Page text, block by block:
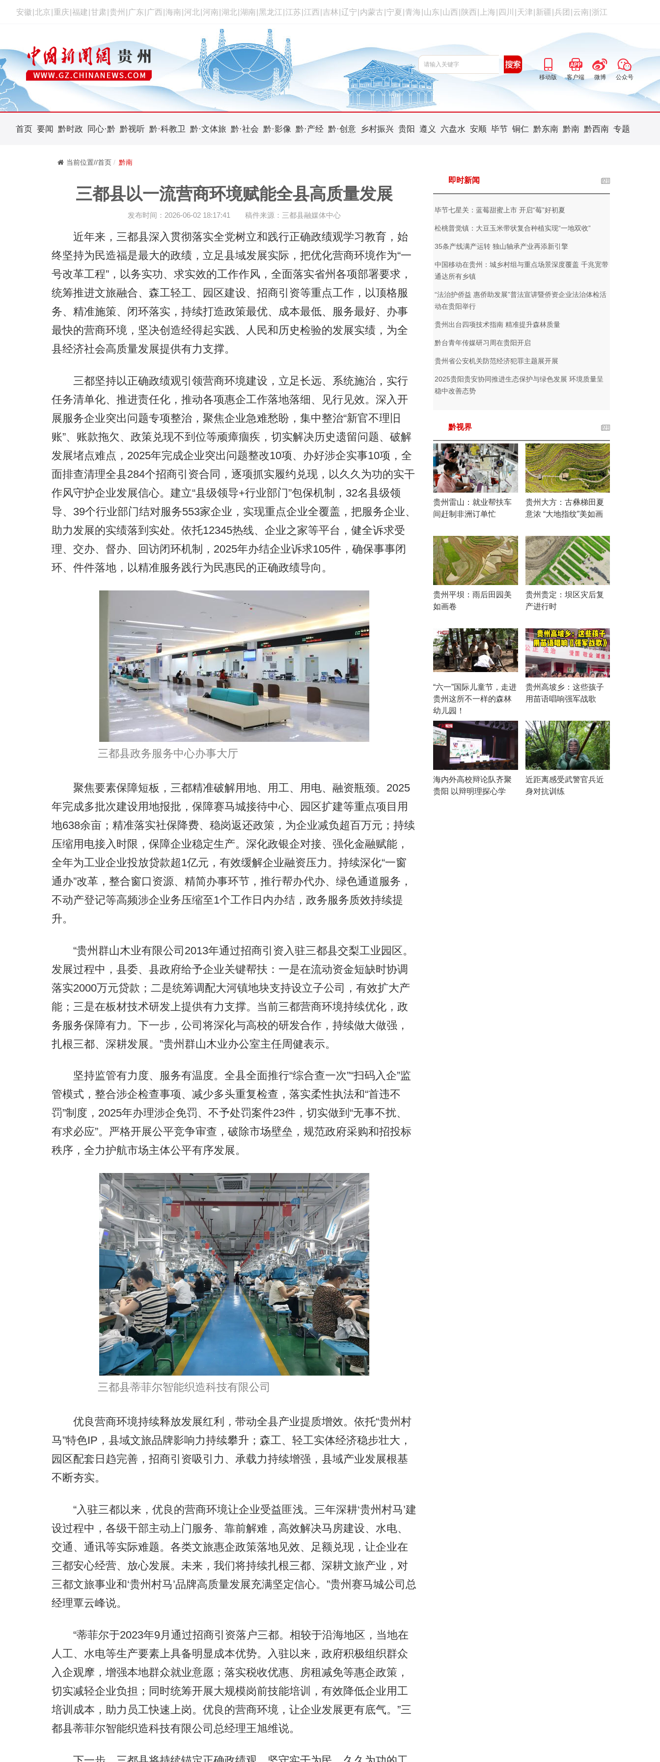
安徽 北京 重庆 福建 甘肃 贵州 广东 广西 海南 河北 河南 湖北 湖南 黑龙江 江苏 江西 吉林 辽宁 内蒙古 宁夏 青海 山东 山西 陕西 上海 四川 天津 新疆 兵团 云南 浙江
移动版 客户端 微博 公众号
首页 要闻 黔时政 同心·黔 黔视听 黔·科教卫 黔·文体旅 黔·社会 黔·影像 黔·产经 黔·创意 乡村振兴 贵阳 遵义 六盘水 安顺 毕节 铜仁 黔东南 黔南 黔西南 专题
当前位置//首页 黔南
三都县以一流营商环境赋能全县高质量发展
发布时间：2026-06-02 18:17:41 稿件来源：三都县融媒体中心
近年来，三都县深入贯彻落实全党树立和践行正确政绩观学习教育，始
终坚持为民造福是最大的政绩，立足县域发展实际，把优化营商环境作为“一
号改革工程”，以务实功、求实效的工作作风，全面落实省州各项部署要求，
统筹推进文旅融合、森工轻工、园区建设、招商引资等重点工作，以顶格服
务、精准施策、闭环落实，持续打造政策最优、成本最低、服务最好、办事
最快的营商环境，坚决创造经得起实践、人民和历史检验的发展实绩，为全
县经济社会高质量发展提供有力支撑。
三都坚持以正确政绩观引领营商环境建设，立足长远、系统施治，实行
任务清单化、推进责任化，推动各项惠企工作落地落细、见行见效。深入开
展服务企业突出问题专项整治，聚焦企业急难愁盼，集中整治“新官不理旧
账”、账款拖欠、政策兑现不到位等顽瘴痼疾，切实解决历史遗留问题、破解
发展堵点难点，2025年完成企业突出问题整改10项、办好涉企实事10项，全
面排查清理全县284个招商引资合同，逐项抓实履约兑现，以久久为功的实干
作风守护企业发展信心。建立“县级领导+行业部门”包保机制，32名县级领
导、39个行业部门结对服务553家企业，实现重点企业全覆盖，把服务企业、
助力发展的实绩落到实处。依托12345热线、企业之家等平台，健全诉求受
理、交办、督办、回访闭环机制，2025年办结企业诉求105件，确保事事闭
环、件件落地，以精准服务践行为民惠民的正确政绩导向。
三都县政务服务中心办事大厅
聚焦要素保障短板，三都精准破解用地、用工、用电、融资瓶颈。2025
年完成多批次建设用地报批，保障赛马城接待中心、园区扩建等重点项目用
地638余亩；精准落实社保降费、稳岗返还政策，为企业减负超百万元；持续
压缩用电接入时限，保障企业稳定生产。深化政银企对接、强化金融赋能，
全年为工业企业投放贷款超1亿元，有效缓解企业融资压力。持续深化“一窗
通办”改革，整合窗口资源、精简办事环节，推行帮办代办、绿色通道服务，
不动产登记等高频涉企业务压缩至1个工作日内办结，政务服务质效持续提
升。
“贵州群山木业有限公司2013年通过招商引资入驻三都县交梨工业园区。
发展过程中，县委、县政府给予企业关键帮扶：一是在流动资金短缺时协调
落实2000万元贷款；二是统筹调配大河镇地块支持设立子公司，有效扩大产
能；三是在板材技术研发上提供有力支撑。当前三都营商环境持续优化，政
务服务保障有力。下一步，公司将深化与高校的研发合作，持续做大做强，
扎根三都、深耕发展。”贵州群山木业办公室主任周健表示。
坚持监管有力度、服务有温度。全县全面推行“综合查一次”“扫码入企”监
管模式，整合涉企检查事项、减少多头重复检查，落实柔性执法和“首违不
罚”制度，2025年办理涉企免罚、不予处罚案件23件，切实做到“无事不扰、
有求必应”。严格开展公平竞争审查，破除市场壁垒，规范政府采购和招投标
秩序，全力护航市场主体公平有序发展。
三都县蒂菲尔智能织造科技有限公司
优良营商环境持续释放发展红利，带动全县产业提质增效。依托“贵州村
马”特色IP，县域文旅品牌影响力持续攀升；森工、轻工实体经济稳步壮大，
园区配套日趋完善，招商引资吸引力、承载力持续增强，县域产业发展根基
不断夯实。
“入驻三都以来，优良的营商环境让企业受益匪浅。三年深耕‘贵州村马’建
设过程中，各级干部主动上门服务、靠前解难，高效解决马房建设、水电、
交通、通讯等实际难题。各类文旅惠企政策落地见效、足额兑现，让企业在
三都安心经营、放心发展。未来，我们将持续扎根三都、深耕文旅产业，对
三都文旅事业和‘贵州村马’品牌高质量发展充满坚定信心。”贵州赛马城公司总
经理覃云峰说。
“蒂菲尔于2023年9月通过招商引资落户三都。相较于沿海地区，当地在
人工、水电等生产要素上具备明显成本优势。入驻以来，政府积极组织群众
入企观摩，增强本地群众就业意愿；落实税收优惠、房租减免等惠企政策，
切实减轻企业负担；同时统筹开展大规模岗前技能培训，有效降低企业用工
培训成本，助力员工快速上岗。优良的营商环境，让企业发展更有底气。”三
都县蒂菲尔智能织造科技有限公司总经理王旭维说。
即时新闻
毕节七星关：蓝莓甜蜜上市 开启“莓”好初夏
松桃普觉镇：大豆玉米带状复合种植实现“一地双收”
35条产线满产运转 独山轴承产业再添新引擎
中国移动在贵州：城乡村组与重点场景深度覆盖 千兆宽带
通达所有乡镇
“法治护侨益 惠侨助发展”普法宣讲暨侨资企业法治体检活
动在贵阳举行
贵州出台四项技术指南 精准提升森林质量
黔台青年传媒研习周在贵阳开启
贵州省公安机关防范经济犯罪主题展开展
2025贵阳贵安协同推进生态保护与绿色发展 环境质量呈
稳中改善态势
黔视界
贵州雷山：就业帮扶车
间赶制非洲订单忙
贵州大方：古彝梯田夏
意浓 “大地指纹”美如画
贵州平坝：雨后田园美
如画卷
贵州贵定：坝区灾后复
产进行时
“六一”国际儿童节，走进
贵州这所不一样的森林
幼儿园！
贵州高坡乡：这些孩子
用苗语唱响强军战歌
海内外高校辩论队齐聚
贵阳 以辩明理探心学
近距离感受武警官兵近
身对抗训练